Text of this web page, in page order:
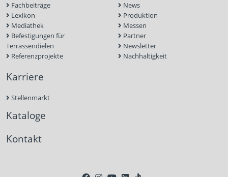
Fachbeiträge
Lexikon
Mediathek
Befestigungen für
Terrassendielen
Referenzprojekte
News
Produktion
Messen
Partner
Newsletter
Nachhaltigkeit
Karriere
Stellenmarkt
Kataloge
Kontakt